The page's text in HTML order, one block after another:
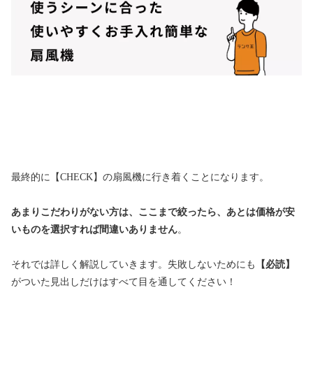
最終的に【CHECK】の扇風機に行き着くことになります。
あまりこだわりがない方は、ここまで絞ったら、あとは価格が安
いものを選択すれば間違いありません。
それでは詳しく解説していきます。失敗しないためにも
【必読】
がついた見出しだけはすべて目を通してください！